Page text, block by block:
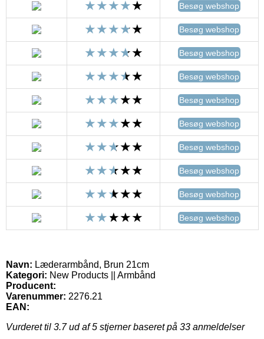
Besøg webshop
Besøg webshop
Besøg webshop
Besøg webshop
Besøg webshop
Besøg webshop
Besøg webshop
Besøg webshop
Besøg webshop
Besøg webshop
Navn: Læderarmbånd, Brun 21cm
Kategori: New Products || Armbånd
Producent:
Varenummer: 2276.21
EAN:
Vurderet til 3.7ud af 5 stjerner baseret på 33 anmeldelser